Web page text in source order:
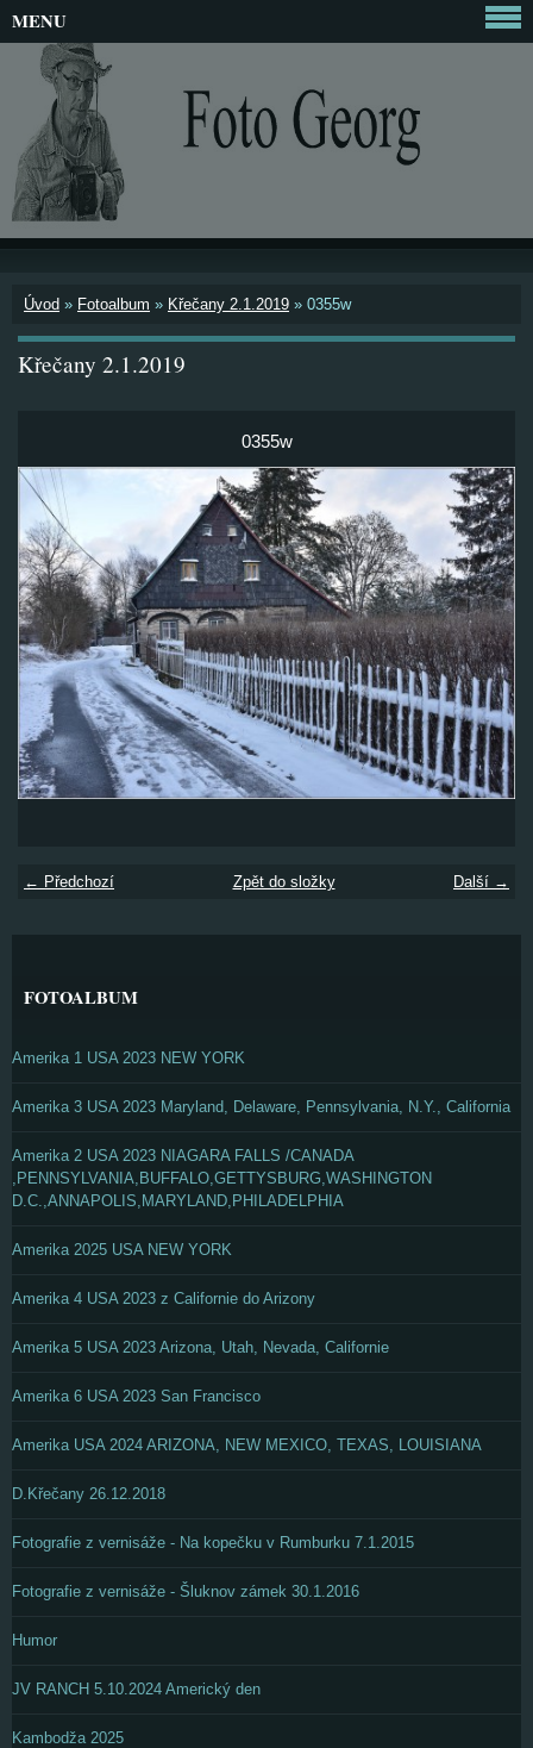
Úvod » Fotoalbum » Křečany 2.1.2019 » 0355w
Křečany 2.1.2019
0355w
← Předchozí Další →
Zpět do složky
MENU
FOTOALBUM
Amerika 1 USA 2023 NEW YORK
Amerika 3 USA 2023 Maryland, Delaware, Pennsylvania, N.Y., California
Amerika 2 USA 2023 NIAGARA FALLS /CANADA
,PENNSYLVANIA,BUFFALO,GETTYSBURG,WASHINGTON
D.C.,ANNAPOLIS,MARYLAND,PHILADELPHIA
Amerika 2025 USA NEW YORK
Amerika 4 USA 2023 z Californie do Arizony
Amerika 5 USA 2023 Arizona, Utah, Nevada, Californie
Amerika 6 USA 2023 San Francisco
Amerika USA 2024 ARIZONA, NEW MEXICO, TEXAS, LOUISIANA
D.Křečany 26.12.2018
Fotografie z vernisáže - Na kopečku v Rumburku 7.1.2015
Fotografie z vernisáže - Šluknov zámek 30.1.2016
Humor
JV RANCH 5.10.2024 Americký den
Kambodža 2025